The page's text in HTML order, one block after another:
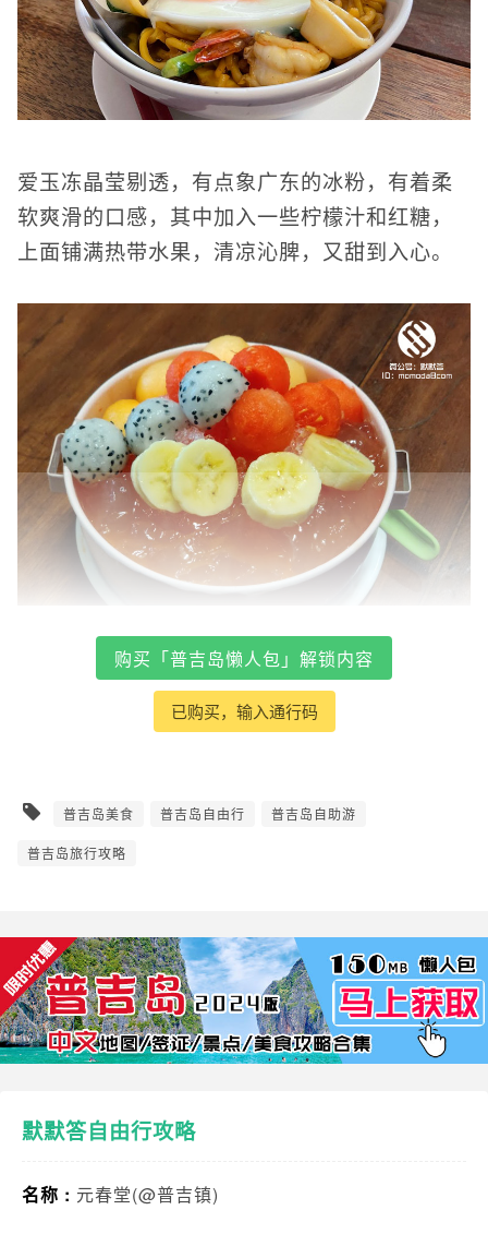
爱玉冻晶莹剔透，有点象广东的冰粉，有着柔
软爽滑的口感，其中加入一些柠檬汁和红糖，
上面铺满热带水果，清凉沁脾，又甜到入心。
购买「普吉岛懒人包」解锁内容
已购买，输入通行码
普吉岛美食 普吉岛自由行 普吉岛自助游
普吉岛旅行攻略
默默答自由行攻略
名称 : 元春堂(@普吉镇)